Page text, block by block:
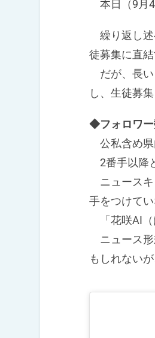
本日（9月4
繰り返し述
徒募集に直結
だが、長い
し、生徒募
◆フォロワー
公私含め県
2番手以降
ニュースキ
手をつけてい
「花咲AI（
ニュース形
もしれない